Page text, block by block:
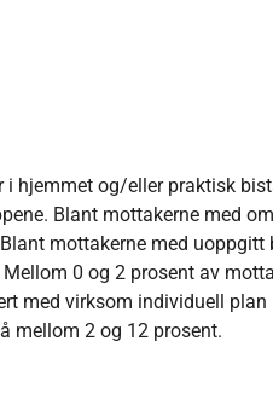
i hjemmet og/eller praktisk
Blant mottakerne med
mottakerne med
0 og 2 prosent av
med virksom individuell plan
mellom 2 og 12 prosent.